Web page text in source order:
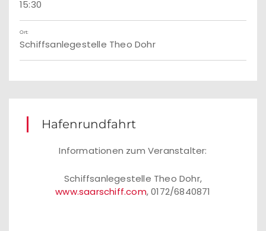
15:30
Ort:
Schiffsanlegestelle Theo Dohr
Hafenrundfahrt
Informationen zum Veranstalter:
Schiffsanlegestelle Theo Dohr,
www.saarschiff.com, 0172/6840871